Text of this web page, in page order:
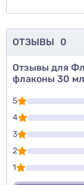
ОТЗЫВЫ 0
Отзывы для
флаконы 30
5
4
3
2
1